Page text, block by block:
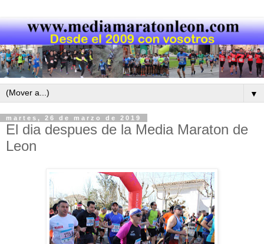
▼
martes, 26 de marzo de 2019
El dia despues de la Media Maraton de
Leon